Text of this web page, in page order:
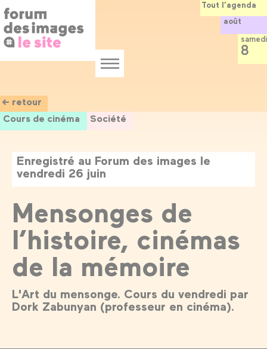
au
contenu
principal
Menu
← retour
Cours de cinéma
Société
Enregistré au Forum des images le
vendredi 26 juin
Mensonges de
l’histoire, cinémas
de la mémoire
L'Art du mensonge. Cours du vendredi par
Dork Zabunyan (professeur en cinéma).
Tout l’agenda
août
samedi
8